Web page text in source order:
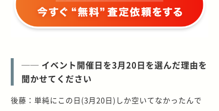
── イベント開催日を3月20日を選んだ理由を
聞かせてください
後藤：単純にこの日(3月20日)しか空いてなかったんで